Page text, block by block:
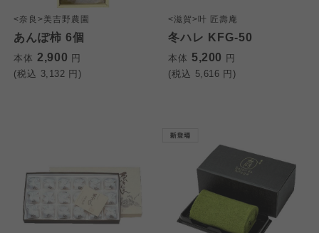
<奈良>美吉野農園
あんぽ柿 6個
本体 2,900 円
(税込 3,132 円)
<滋賀>叶 匠壽庵
冬ハレ KFG-50
本体 5,200 円
(税込 5,616 円)
よどがわ市民生協
大阪いずみ市民生協
よどがわ市民生協
わかやま市民生協
よどがわ市民生協
大阪いずみ市民生協